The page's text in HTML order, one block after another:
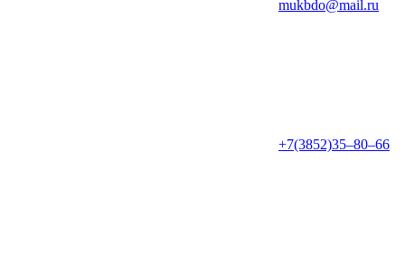
mukbdo@mail.ru
+7(3852)35‒80‒66